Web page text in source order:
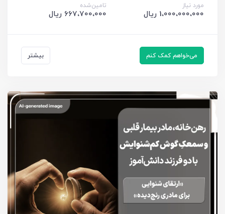
مورد نیاز
1،000،000،000 ریال
تامین‌شده
667،700،000 ریال
می‌خواهم کمک کنم بیشتر